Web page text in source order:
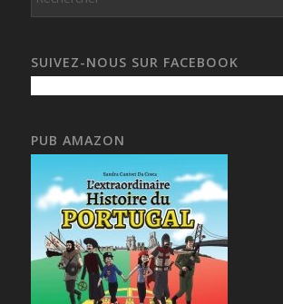
SUIVEZ-NOUS SUR FACEBOOK
PUB AMAZON